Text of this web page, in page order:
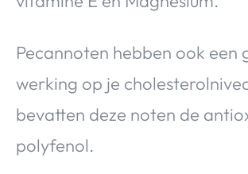
Pecannoten hebben ook een
werking op je
bevatten deze noten de
polyfenol.